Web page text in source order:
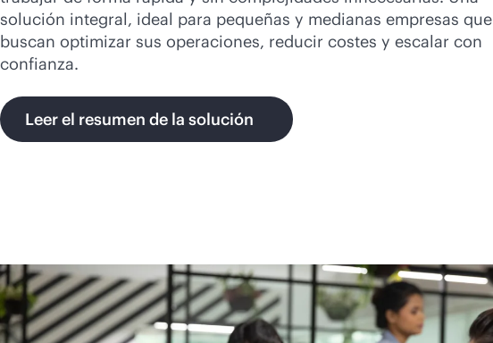
solución integral, ideal para pequeñas y medianas empresas que
buscan optimizar sus operaciones, reducir costes y escalar con
confianza.
Leer el resumen de la solución